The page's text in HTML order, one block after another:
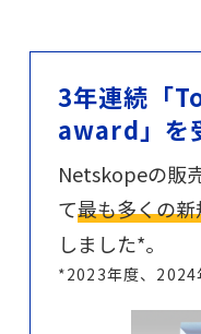
AWS導入コンサル・
AWS運用・保守代行
3年連続「
award」を
Netskopeの販
て最も多くの
しました*。
*2023年度、2024